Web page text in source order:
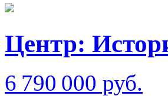
Центр:
6 790 000 руб.